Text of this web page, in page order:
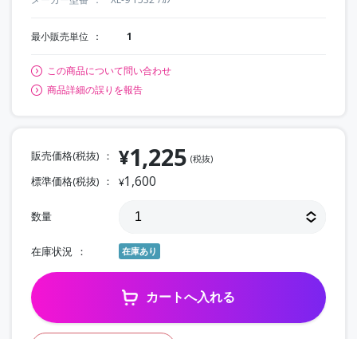
最小販売単位 1
この商品について問い合わせ
商品詳細の誤りを報告
販売価格(税抜) ¥1,225 (税抜)
標準価格(税抜) ¥1,600
数量
在庫状況 在庫あり
カートへ入れる